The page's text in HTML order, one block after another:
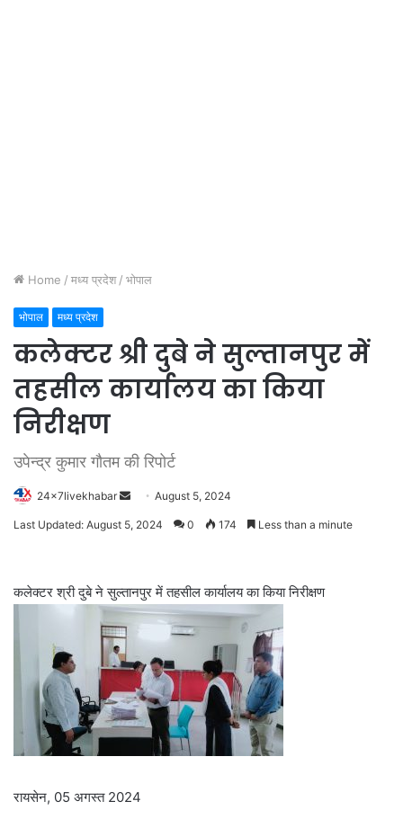
Home / मध्य प्रदेश / भोपाल
भोपाल मध्य प्रदेश
कलेक्टर श्री दुबे ने सुल्तानपुर में
तहसील कार्यालय का किया
निरीक्षण
उपेन्द्र कुमार गौतम की रिपोर्ट
24x7livekhabar
SendAugust 5, 2024
Last Updated: August 5, 2024 0 174 Less than a minute
कलेक्टर श्री दुबे ने सुल्तानपुर में तहसील कार्यालय का किया निरीक्षण
रायसेन, 05 अगस्त 2024